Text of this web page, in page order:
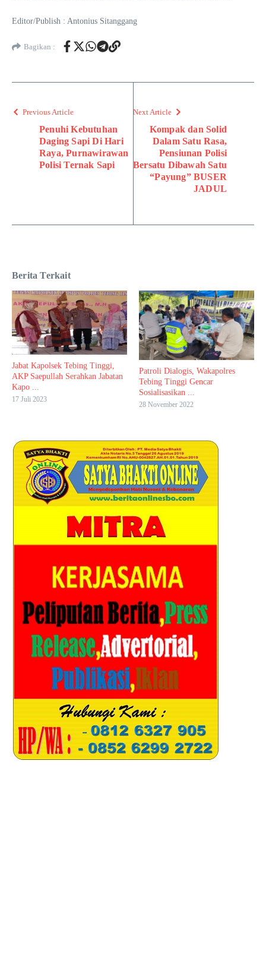
Editor/Publish : Antonius Sitanggang
Bagikan :
Previous Article
Penuhi Kebutuhan
Daging Sapi Di Hari
Raya, Purnawirawan
Polisi Ternak Sapi
Next Article
Kompak dan Solid
Dalam Satu Rasa,
Pensiunan Polisi
Bersatu Dibawah Satu
“Payung” BUSER
JADUL
Berita Terkait
Jabat Kapolsek Tebing Tinggi,
AKP Saepullah Serahkan Jabatan
Kapo ...
17 Juli 2023
Patroli Dialogis, Wakapolres
Tebing Tinggi Gencar
Sosialisasikan ...
28 November 2022